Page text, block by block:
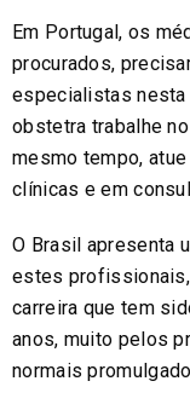
Em Portugal, os
procurados,
especialistas nesta
obstetra trabalhe
mesmo tempo,
clínicas e em
O Brasil apresenta
estes
carreira que tem
anos, muito pelos
normais